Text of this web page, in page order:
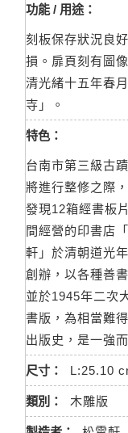
功能 / 用途：
刻板保存狀況良
損。扉頁刻有圖
清光緒十五年春
寺」。
特色：
台南市第三級古
將進行整修之際
發現12箱經書板
間經營的印書店
軒」於清朝道光
創辦，以各種善
並於1945年二次
書版，為相當難
出版史，是一強
尺寸： L:25.10
類別： 木雕版